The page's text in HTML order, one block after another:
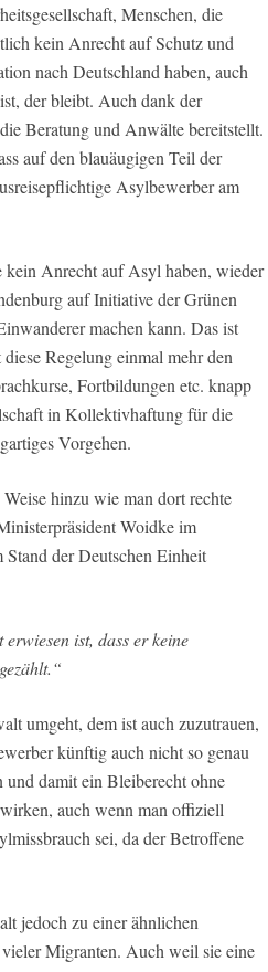
Menschen, die
kein Anrecht auf Schutz und
nach Deutschland haben, auch
der bleibt. Auch dank der
Beratung und Anwälte bereitstellt.
auf den blauäugigen Teil der
Asylbewerber am
Anrecht auf Asyl haben, wieder
auf Initiative der Grünen
machen kann. Das ist
Regelung einmal mehr den
Fortbildungen etc. knapp
in Kollektivhaftung für die
Vorgehen.
hinzu wie man dort rechte
Woidke im
Stand der Deutschen Einheit
ist, dass er keine
umgeht, dem ist auch zuzutrauen,
künftig auch nicht so genau
und damit ein Bleiberecht ohne
auch wenn man offiziell
sei, da der Betroffene
jedoch zu einer ähnlichen
Migranten. Auch weil sie eine